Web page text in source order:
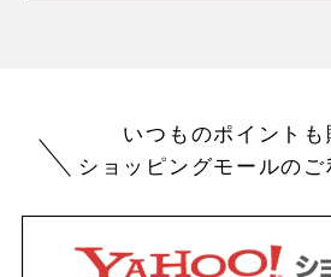
いつものポイントも
ショッピングモールの